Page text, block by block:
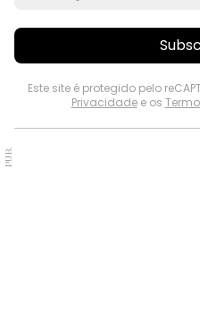
Este site é protegido pelo
Privacidadee os
PUB.